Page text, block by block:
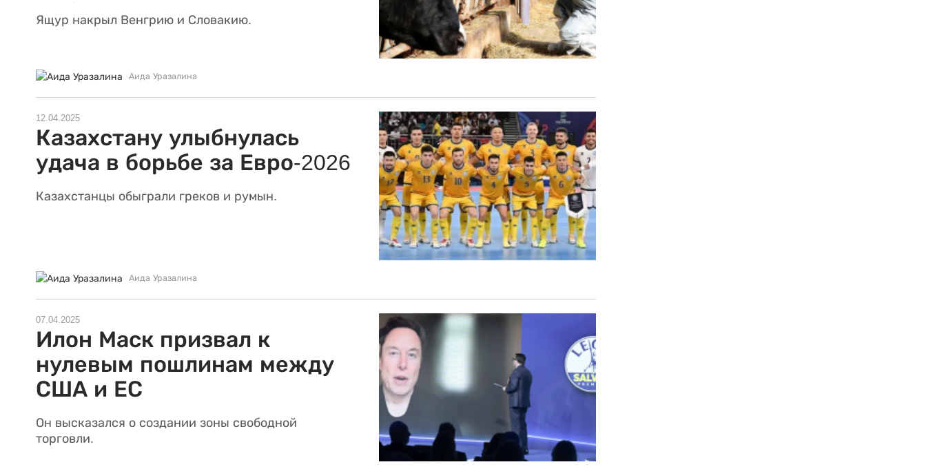
Ящур накрыл Венгрию и Словакию.
Аида Уразалина
12.04.2025
Казахстану улыбнулась
удача в борьбе за Евро-2026
Казахстанцы обыграли греков и румын.
Аида Уразалина
07.04.2025
Илон Маск призвал к
нулевым пошлинам между
США и ЕС
Он высказался о создании зоны свободной
торговли.